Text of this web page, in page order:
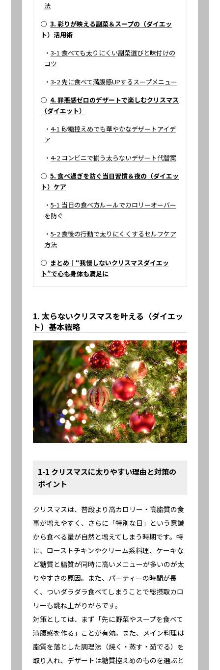
法
○3. 彩りが映える副菜＆スープの（ダイエッ
ト）活用術
・ 3-1 食べても太りにくい副菜選びと味付けの
コツ
・ 3-2 先に食べて満腹感UPするスープメニュー
○ 4. 罪悪感ゼロのデザートで楽しむクリスマス
（ダイエット）
・ 4-1 砂糖控えめでも華やかなデザートアイデ
ア
・ 4-2 コンビニで揃う太らないデザート代替案
○5. 食べ過ぎを防ぐ当日習慣＆夜の（ダイエッ
ト）ケア
・ 5-1 当日の食べ方ルールでカロリーオーバー
を防ぐ
・ 5-2 食後の行動で太りにくくするセルフケア
方法
○ まとめ｜“我慢しないクリスマスダイエッ
ト”で心も身体も満足に
1. 太らないクリスマスを叶える（ダイエッ
ト）基本戦略
1-1 クリスマスに太りやすい理由と対策の
ポイント
クリスマスは、普段より高カロリー・高脂質の食
事が増えやすく、さらに「特別な日」という意識
から食べる量が自然と増えてしまう時期です。特
に、ローストチキンやクリーム系料理、ケーキな
ど糖質と脂質が同時に高いメニューが多いのが太
りやすさの原因。また、パーティーの時間が長
く、ついダラダラ食べてしまうことで総摂取カロ
リーも跳ね上がりがちです。
対策としては、まず「先に野菜やスープを食べて
満腹感を作る」ことが有効。また、メイン料理は
脂質を落とした調理法（焼く・蒸す・茹でる）を
取り入れ、デザートは糖質控えめのものを選ぶと